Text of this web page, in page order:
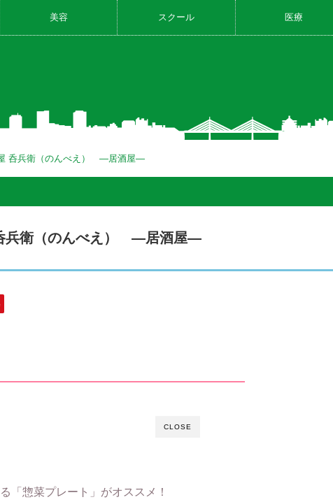
美容 スクール 医療
呑兵衛（のんべえ） ―居酒屋―
兵衛（のんべえ） ―居酒屋―
CLOSE
「惣菜プレート」がオススメ！